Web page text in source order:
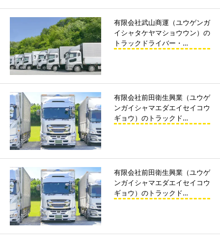
有限会社武山商運（ユウゲンガ
イシャタケヤマショウウン）の
トラックドライバー・…
有限会社前田衛生興業（ユウゲ
ンガイシャマエダエイセイコウ
ギョウ）のトラックド…
有限会社前田衛生興業（ユウゲ
ンガイシャマエダエイセイコウ
ギョウ）のトラックド…